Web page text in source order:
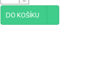
5
hvězdiček.
DO KOŠÍKU